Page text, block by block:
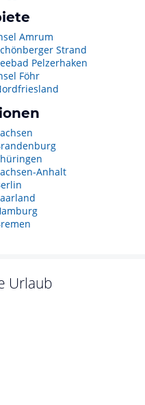
Amrum
Strand
Pelzerhaken
Föhr
Anhalt
Urlaub